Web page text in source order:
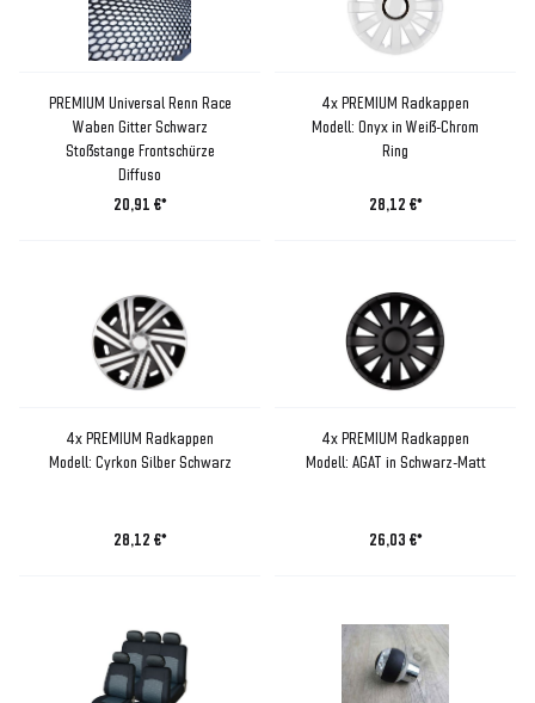
PREMIUM Universal Renn Race
Waben Gitter Schwarz
Stoßstange Frontschürze
Diffuso
20,91 €*
4x PREMIUM Radkappen
Modell: Onyx in Weiß-Chrom
Ring
28,12 €*
4x PREMIUM Radkappen
Modell: Cyrkon Silber Schwarz
28,12 €*
4x PREMIUM Radkappen
Modell: AGAT in Schwarz-Matt
26,03 €*